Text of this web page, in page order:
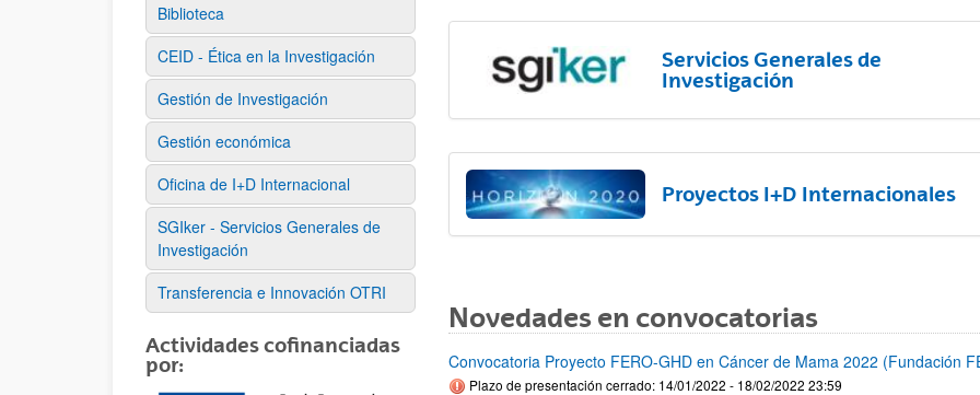
Biblioteca
CEID - Ética en la Investigación
Gestión de Investigación
Gestión económica
Oficina de I+D Internacional
SGIker - Servicios Generales de
Investigación
Transferencia e Innovación OTRI
Actividades cofinanciadas
por:
Servicios Generales de
Investigación
Proyectos I+D Internacionales
Novedades en convocatorias
Convocatoria Proyecto FERO-GHD en Cáncer de Mama 2022 (Fundación
Plazo de presentación cerrado: 14/01/2022 - 18/02/2022 23:59